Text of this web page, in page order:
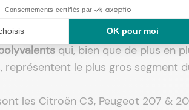
partir de 7 000 €
qui, bien que de plus en
le plus gros segment
les Citroën C3, Peugeot 207 &